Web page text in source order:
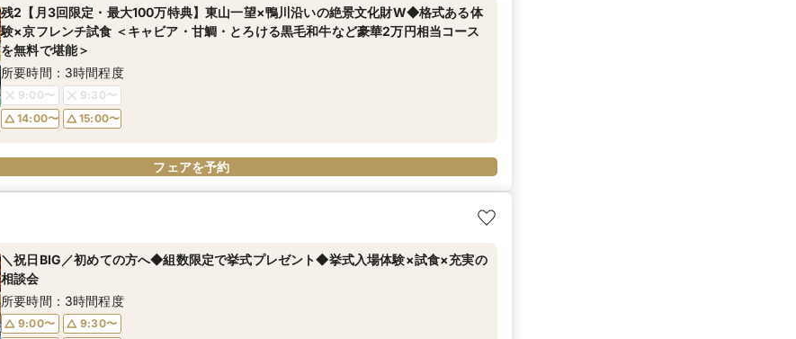
残2【月3回限定・最大100万特典】東山一望×鴨川沿いの絶景文化財W◆格式ある体
験×京フレンチ試食 ＜キャビア・甘鯛・とろける黒毛和牛など豪華2万円相当コース
を無料で堪能＞
所要時間：3時間程度
9:00〜
9:30〜
14:00〜
15:00〜
フェアを予約
＼祝日BIG／初めての方へ◆組数限定で挙式プレゼント◆挙式入場体験×試食×充実の
相談会
所要時間：3時間程度
9:00〜
9:30〜